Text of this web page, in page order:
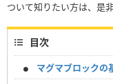
ついて知りたい方は、是
目次
マグマブロックの